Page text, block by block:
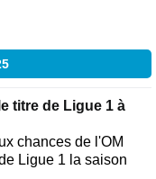
titre de Ligue 1 à
chances de l'OM
Ligue 1 la saison